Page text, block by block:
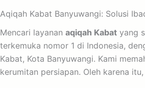
Aqiqah Kabat Banyuwangi: Solusi
Mencari layanan aqiqah Kabat yang
terkemuka nomor 1 di Indonesia,
Kabat, Kota Banyuwangi. Kami
kerumitan persiapan. Oleh karena